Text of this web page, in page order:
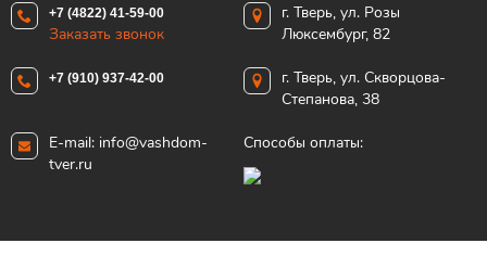
+7 (4822) 41-59-00
Заказать звонок
г. Тверь, ул. Розы
Люксембург, 82
+7 (910) 937-42-00
г. Тверь, ул. Скворцова-
Степанова, 38
E-mail: info@vashdom-
tver.ru
Способы оплаты: